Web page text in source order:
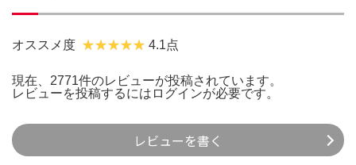
オススメ度 4.1点
現在、2771件のレビューが投稿されています。
レビューを投稿するには ログインが必要です。
レビューを書く